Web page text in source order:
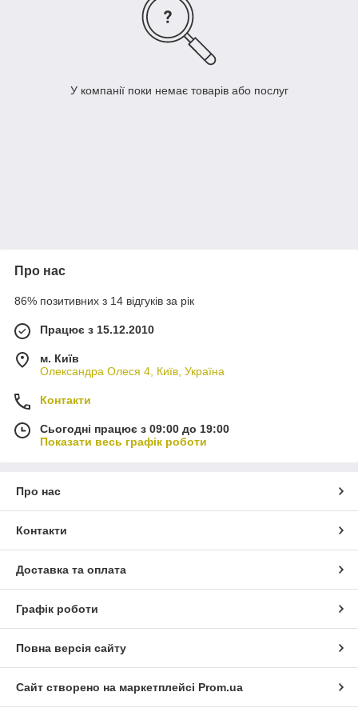
У компанії поки немає товарів або послуг
Про нас
86% позитивних з 14 відгуків за рік
Працює з 15.12.2010
м. Київ
Олександра Олеся 4, Київ, Україна
Контакти
Сьогодні працює з 09:00 до 19:00
Показати весь графік роботи
Про нас
Контакти
Доставка та оплата
Графік роботи
Повна версія сайту
Сайт створено на маркетплейсі Prom.ua